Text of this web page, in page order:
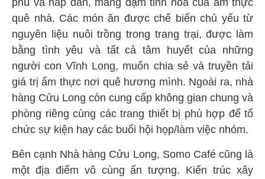
phú và hấp dẫn, mang đậm tinh hoa của ẩm thực
quê nhà. Các món ăn được chế biến chủ yếu từ
nguyên liệu nuôi trồng trong trang trại, được làm
bằng tình yêu và tất cả tâm huyết của những
người con Vĩnh Long, muốn chia sẻ và truyền tải
giá trị ẩm thực nơi quê hương mình. Ngoài ra, nhà
hàng Cửu Long còn cung cấp không gian chung và
phòng riêng cùng các trang thiết bị phù hợp để tổ
chức sự kiện hay các buổi hội họp/làm việc nhóm.
Bên cạnh Nhà hàng Cửu Long, Somo Café cũng là
một địa điểm vô cùng ấn tượng. Kiến trúc xây